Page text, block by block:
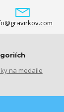
na medaile